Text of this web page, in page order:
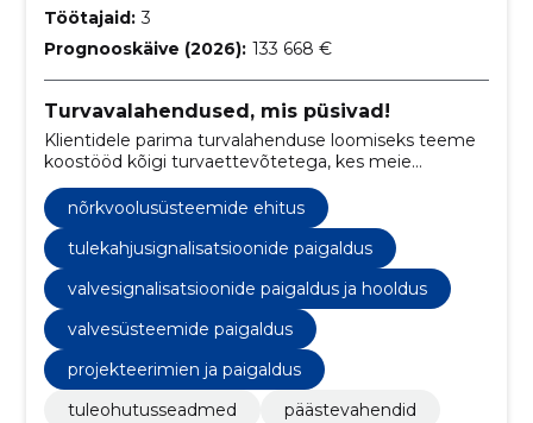
Töötajaid: 3
Prognooskäive (2026): 133 668 €
Turvavalahendused, mis püsivad!
Klientidele parima turvalahenduse loomiseks teeme
koostööd kõigi turvaettevõtetega, kes meie
tegevust aktsepteerivad ning hinnata oskavad. Meie
jaoks pole loomingulisi ega geograafilisi piire.
nõrkvoolusüsteemide ehitus
tulekahjusignalisatsioonide paigaldus
valvesignalisatsioonide paigaldus ja hooldus
valvesüsteemide paigaldus
projekteerimien ja paigaldus
tuleohutusseadmed
päästevahendid